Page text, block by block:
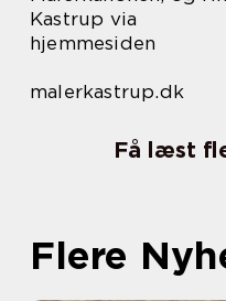
Kastrup via
hjemmesiden
malerkastrup.dk
Få læst
Flere